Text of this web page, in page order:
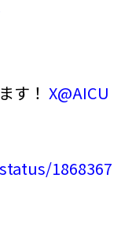
す！ X@AICU
1868367